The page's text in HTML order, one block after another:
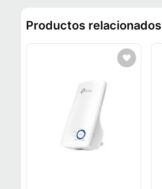
Productos relacionados